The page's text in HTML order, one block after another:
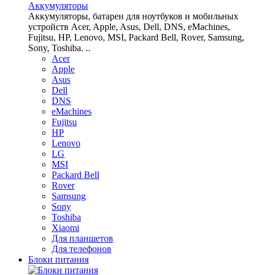
Аккумуляторы
Аккумуляторы, батареи для ноутбуков и мобильных
устройств Acer, Apple, Asus, Dell, DNS, eMachines,
Fujitsu, HP, Lenovo, MSI, Packard Bell, Rover, Samsung,
Sony, Toshiba. ..
Acer
Apple
Asus
Dell
DNS
eMachines
Fujitsu
HP
Lenovo
LG
MSI
Packard Bell
Rover
Samsung
Sony
Toshiba
Xiaomi
Для планшетов
Для телефонов
Блоки питания